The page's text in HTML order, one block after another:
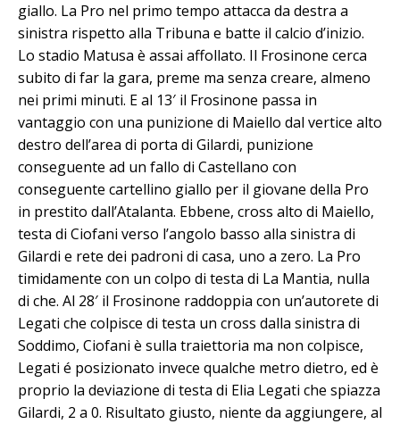
giallo. La Pro nel primo tempo attacca da destra a
sinistra rispetto alla Tribuna e batte il calcio d’inizio.
Lo stadio Matusa è assai affollato. Il Frosinone cerca
subito di far la gara, preme ma senza creare, almeno
nei primi minuti. E al 13′ il Frosinone passa in
vantaggio con una punizione di Maiello dal vertice alto
destro dell’area di porta di Gilardi, punizione
conseguente ad un fallo di Castellano con
conseguente cartellino giallo per il giovane della Pro
in prestito dall’Atalanta. Ebbene, cross alto di Maiello,
testa di Ciofani verso l’angolo basso alla sinistra di
Gilardi e rete dei padroni di casa, uno a zero. La Pro
timidamente con un colpo di testa di La Mantia, nulla
di che. Al 28′ il Frosinone raddoppia con un’autorete di
Legati che colpisce di testa un cross dalla sinistra di
Soddimo, Ciofani è sulla traiettoria ma non colpisce,
Legati é posizionato invece qualche metro dietro, ed è
proprio la deviazione di testa di Elia Legati che spiazza
Gilardi, 2 a 0. Risultato giusto, niente da aggiungere, al